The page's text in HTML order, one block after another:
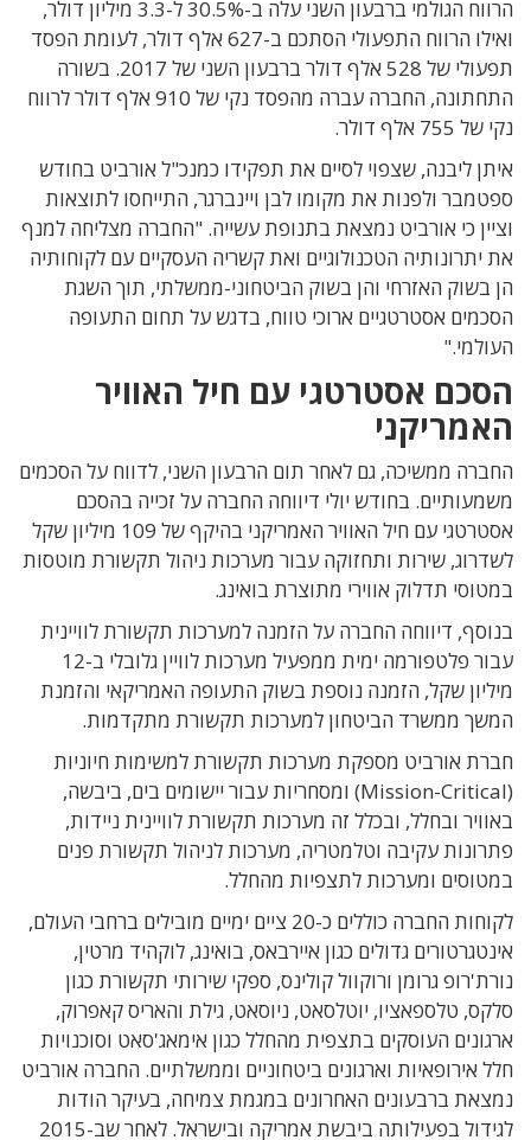
הרווח הגולמי ברבעון השני עלה ב-30.5% ל-3.3 מיליון דולר,
ואילו הרווח התפעולי הסתכם ב-627 אלף דולר, לעומת הפסד
תפעולי של 528 אלף דולר ברבעון השני של 2017. בשורה
התחתונה, החברה עברה מהפסד נקי של 910 אלף דולר לרווח
נקי של 755 אלף דולר.
איתן ליבנה, שצפוי לסיים את תפקידו כמנכ"ל אורביט בחודש
ספטמבר ולפנות את מקומו לבן ויינברגר, התייחסו לתוצאות
וציין כי אורביט נמצאת בתנופת עשייה. "החברה מצליחה למנף
את יתרונותיה הטכנולוגיים ואת קשריה העסקיים עם לקוחותיה
הן בשוק האזרחי והן בשוק הביטחוני-ממשלתי, תוך השגת
הסכמים אסטרטגיים ארוכי טווח, בדגש על תחום התעופה
העולמי."
הסכם אסטרטגי עם חיל האוויר
האמריקני
החברה ממשיכה, גם לאחר תום הרבעון השני, לדווח על הסכמים
משמעותיים. בחודש יולי דיווחה החברה על זכייה בהסכם
אסטרטגי עם חיל האוויר האמריקני בהיקף של 109 מיליון שקל
לשדרוג, שירות ותחזוקה עבור מערכות ניהול תקשורת מוטסות
במטוסי תדלוק אווירי מתוצרת בואינג.
בנוסף, דיווחה החברה על הזמנה למערכות תקשורת לוויינית
עבור פלטפורמה ימית ממפעיל מערכות לוויין גלובלי ב-12
מיליון שקל, הזמנה נוספת בשוק התעופה האמריקאי והזמנת
המשך ממשרד הביטחון למערכות תקשורת מתקדמות.
חברת אורביט מספקת מערכות תקשורת למשימות חיוניות
(Mission-Critical) ומסחריות עבור יישומים בים, ביבשה,
באוויר ובחלל, ובכלל זה מערכות תקשורת לוויינית ניידות,
פתרונות עקיבה וטלמטריה, מערכות לניהול תקשורת פנים
במטוסים ומערכות לתצפיות מהחלל.
לקוחות החברה כוללים כ-20 ציים ימיים מובילים ברחבי העולם,
אינטגרטורים גדולים כגון איירבאס, בואינג, לוקהיד מרטין,
נורת'רופ גרומן ורוקוול קולינס, ספקי שירותי תקשורת כגון
סלקס, טלספאציו, יוטלסאט, ניוסאט, גילת והאריס קאפרוק,
ארגונים העוסקים בתצפית מהחלל כגון אימאג'סאט וסוכנויות
חלל אירופאיות וארגונים ביטחוניים וממשלתיים. החברה אורביט
נמצאת ברבעונים האחרונים במגמת צמיחה, בעיקר הודות
לגידול בפעילותה ביבשת אמריקה ובישראל. לאחר שב-2015